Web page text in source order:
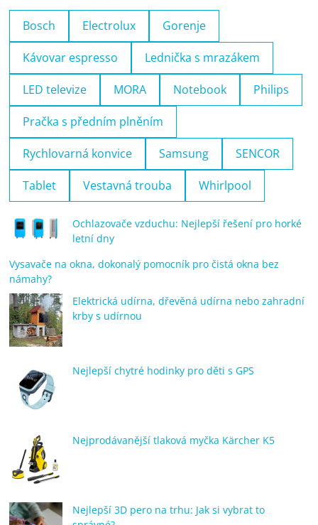
Bosch Electrolux Gorenje
Kávovar espresso Lednička s mrazákem
LED televize MORA Notebook Philips
Pračka s předním plněním
Rychlovarná konvice Samsung SENCOR
Tablet Vestavná trouba Whirlpool
Ochlazovače vzduchu: Nejlepší řešení pro horké
letní dny
Vysavače na okna, dokonalý pomocník pro čistá okna bez
námahy?
Elektrická udírna, dřevěná udírna nebo zahradní
krby s udírnou
Nejlepší chytré hodinky pro děti s GPS
Nejprodávanější tlaková myčka Kärcher K5
Nejlepší 3D pero na trhu: Jak si vybrat to